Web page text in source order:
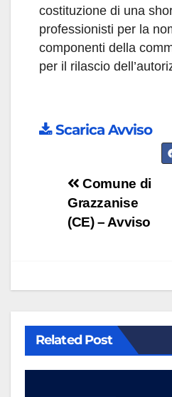
costituzione di una
professionisti per la
componenti della
per il rilascio
Scarica Avviso
Navigazione
articoli
Comune di
Grazzanise
(CE) – Avviso
Related Post